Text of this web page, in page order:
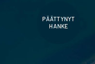
PÄÄTTYNYT
HANKE